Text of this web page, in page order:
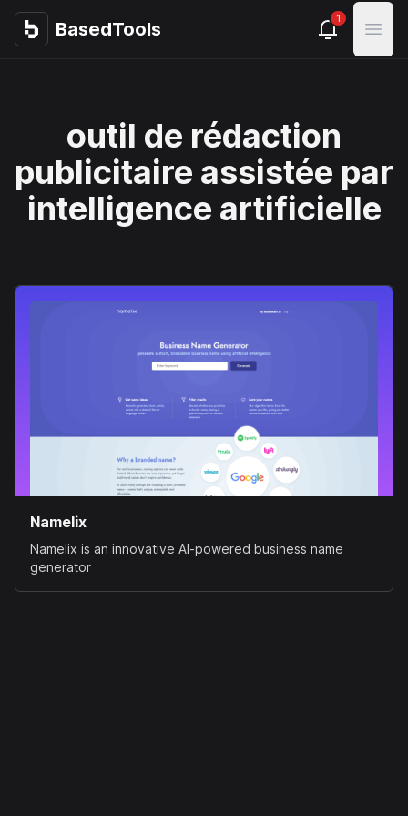
BasedTools
BasedTools 1
Open
outil de rédaction
publicitaire assistée par
intelligence artificielle
Namelix
Namelix is an innovative AI-powered business name
generator